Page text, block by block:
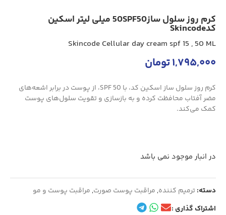
کرم روز سلول ساز50SPF50 میلی لیتر اسکین
کدSkincode
Skincode Cellular day cream spf 15 , 50 ML
1,795,000تومان
کرم روز سلول ساز اسکین کد، با SPF 50، از پوست در برابر اشعه‌های
مضر آفتاب محافظت کرده و به بازسازی و تقویت سلول‌های پوست
کمک می‌کند.
در انبار موجود نمی باشد
دسته:ترمیم کننده,مراقبت پوست صورت,مراقبت پوست و مو
اشتراک گذاری :